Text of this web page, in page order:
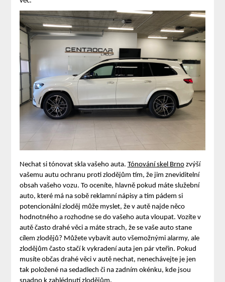
Nechat si tónovat skla vašeho auta. Tónování skel Brnozvýší
vašemu autu ochranu proti zlodějům tím, že jim zneviditelní
obsah vašeho vozu. To oceníte, hlavně pokud máte služební
auto, které má na sobě reklamní nápisy a tím pádem si
potencionální zloděj může myslet, že v autě najde něco
hodnotného a rozhodne se do vašeho auta vloupat. Vozíte v
autě často drahé věci a máte strach, že se vaše auto stane
cílem zlodějů? Můžete vybavit auto všemožnými alarmy, ale
zlodějům často stačí k vykradení auta jen pár vteřin. Pokud
musíte občas drahé věci v autě nechat, nenechávejte je jen
tak položené na sedadlech či na zadním okénku, kde jsou